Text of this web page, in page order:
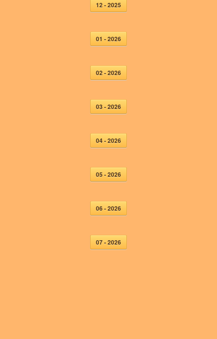
12 - 2025
01 - 2026
02 - 2026
03 - 2026
04 - 2026
05 - 2026
06 - 2026
07 - 2026